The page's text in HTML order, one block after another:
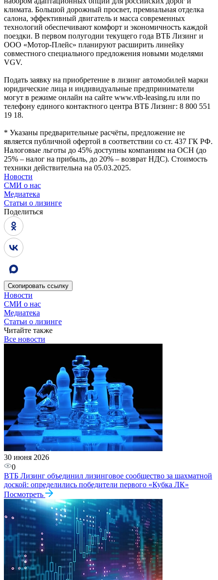
климата. Большой дорожный просвет, премиальная отделка
салона, эффективный двигатель и масса современных
технологий обеспечивают комфорт и экономичность каждой
поездки. В первом полугодии текущего года ВТБ Лизинг и
ООО «Мотор-Плейс» планируют расширить линейку
совместного специального предложения новыми моделями
VGV.
Подать заявку на приобретение в лизинг автомобилей марки
юридические лица и индивидуальные предприниматели
могут в режиме онлайн на сайте www.vtb-leasing.ru или по
телефону единого контактного центра ВТБ Лизинг: 8 800 551
19 18.
* Указаны предварительные расчёты, предложение не
является публичной офертой в соответствии со ст. 437 ГК РФ.
Налоговые льготы до 45% доступны компаниям на ОСН (до
25% – налог на прибыль, до 20% – возврат НДС). Стоимость
техники действительна на 05.03.2025.
Новости
СМИ о нас
Медиатека
Статьи о лизинге
Поделиться
Скопировать ссылку
Новости
СМИ о нас
Медиатека
Статьи о лизинге
Читайте также
Все новости
30 июня 2026
0
ВТБ Лизинг объединил лизинговое сообщество за шахматной
доской: определились победители первого «Кубка ЛК»
Посмотреть